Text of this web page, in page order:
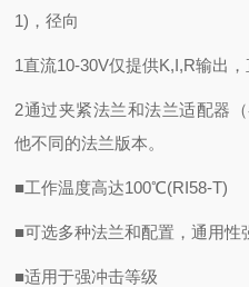
1)，径向
1直流10-30V仅提供K,I,R输出
2通过夹紧法兰和法兰适配器
他不同的法兰版本。
■工作温度高达100℃(RI58-T)
■可选多种法兰和配置，通用性
■适用于强冲击等级